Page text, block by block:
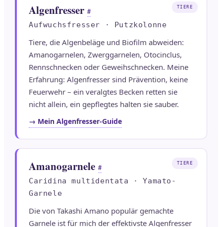
Algenfresser #
Aufwuchsfresser · Putzkolonne
Tiere, die Algenbeläge und Biofilm abweiden:
Amanogarnelen, Zwerggarnelen, Otocinclus,
Rennschnecken oder Geweihschnecken. Meine
Erfahrung: Algenfresser sind Prävention, keine
Feuerwehr – ein veralgtes Becken retten sie
nicht allein, ein gepflegtes halten sie sauber.
→ Mein Algenfresser-Guide
TIERE
Amanogarnele #
Caridina multidentata · Yamato-
Garnele
Die von Takashi Amano populär gemachte
Garnele ist für mich der effektivste Algenfresser
TIERE